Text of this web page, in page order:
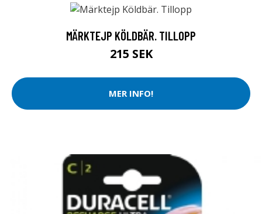
MÄRKTEJP KÖLDBÄR. TILLOPP
215 SEK
MER INFO!